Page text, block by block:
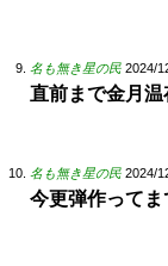
名も無き星の民 2024/
直前まで金月
名も無き星の民 2024/
今更弾作って